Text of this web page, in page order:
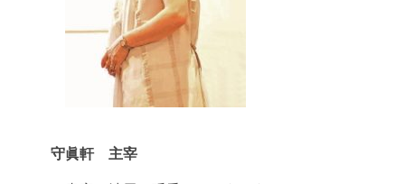
守眞軒 主宰